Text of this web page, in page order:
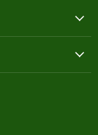
en Correo